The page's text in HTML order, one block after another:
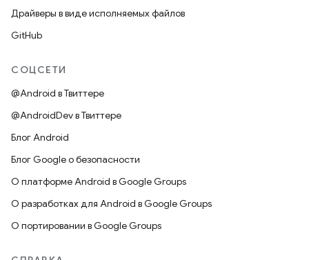
Драйверы в виде исполняемых файлов
GitHub
СОЦСЕТИ
@Android в Твиттере
@AndroidDev в Твиттере
Блог Android
Блог Google о безопасности
О платформе Android в Google Groups
О разработках для Android в Google Groups
О портировании в Google Groups